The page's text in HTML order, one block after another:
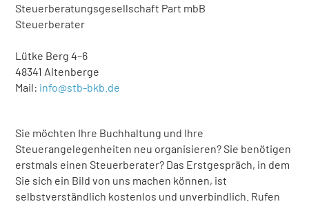
Steuerberatungsgesellschaft Part mbB
Steuerberater
Lütke Berg 4–6
48341 Altenberge
Mail: info@stb-bkb.de
Sie möchten Ihre Buchhaltung und Ihre
Steuerangelegenheiten neu organisieren? Sie benötigen
erstmals einen Steuerberater? Das Erstgespräch, in dem
Sie sich ein Bild von uns machen können, ist
selbstverständlich kostenlos und unverbindlich. Rufen